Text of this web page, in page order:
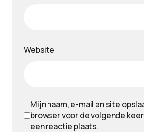
Website
Mijn naam, e-mail en site
browser voor de volgende
een reactie plaats.